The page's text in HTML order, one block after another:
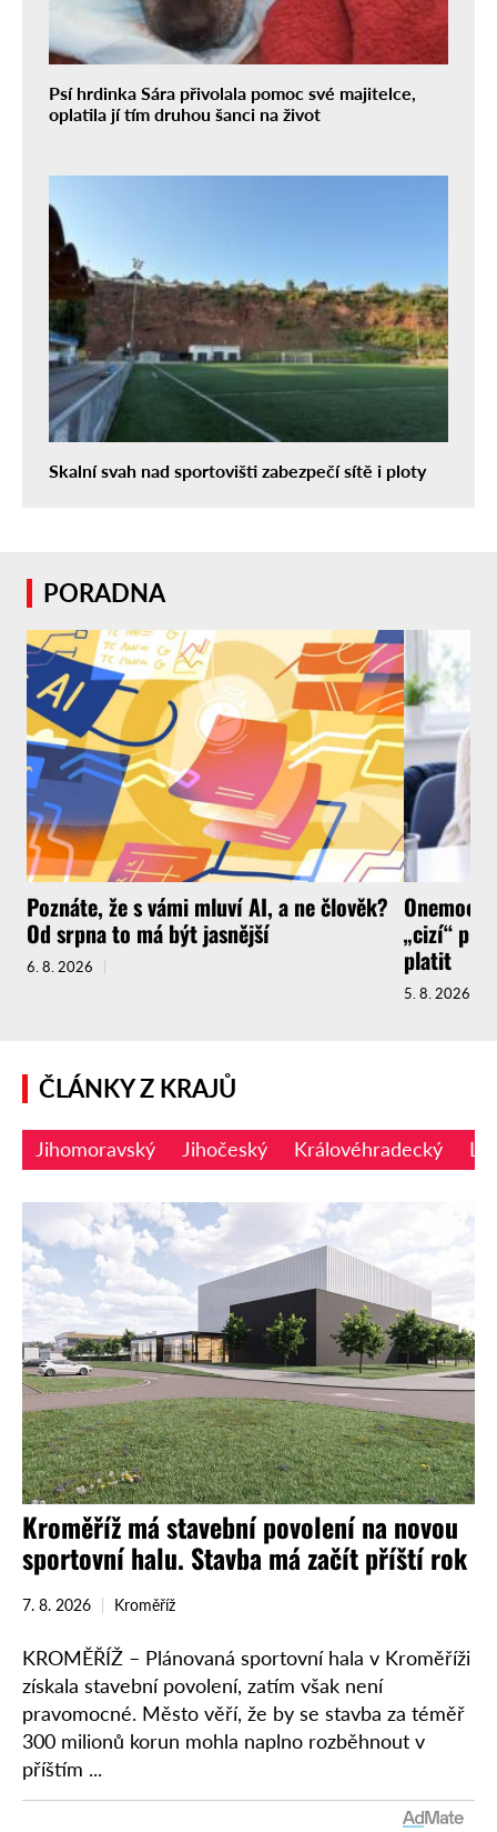
Psí hrdinka Sára přivolala pomoc své majitelce,
oplatila jí tím druhou šanci na život
Skalní svah nad sportovišti zabezpečí sítě i ploty
PORADNA
Poznáte, že s vámi mluví AI, a ne člověk?
Od srpna to má být jasnější
6. 8. 2026
„cizí“
platit
5. 8. 2026
ČLÁNKY Z KRAJŮ
Jihomoravský Jihočeský Královéhradecký
Kroměříž má stavební povolení na novou
sportovní halu. Stavba má začít příští rok
7. 8. 2026 Kroměříž
KROMĚŘÍŽ – Plánovaná sportovní hala v Kroměříži
získala stavební povolení, zatím však není
pravomocné. Město věří, že by se stavba za téměř
300 milionů korun mohla naplno rozběhnout v
příštím ...